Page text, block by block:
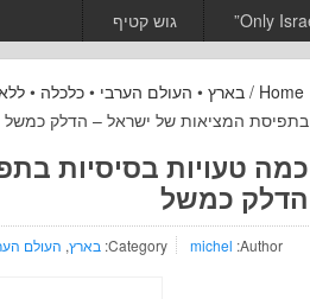
גוש קטיף
/ בארץ• העולם הערבי • כלכלה •
בתפיסת המציאות של ישראל – הדלק כמשל
כמה טעויות בסיסיות
הדלק כמשל
Author:
michel
Category: בארץ, העולם